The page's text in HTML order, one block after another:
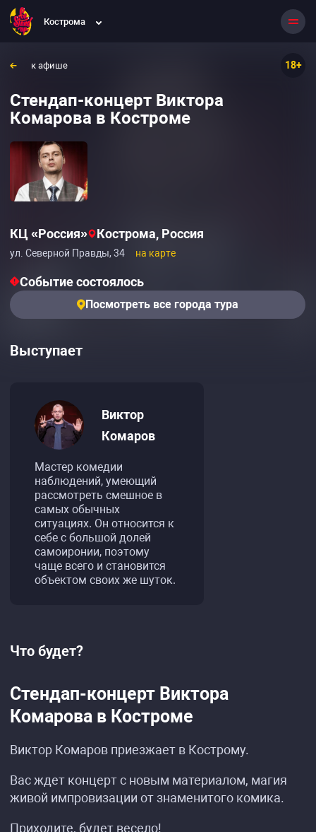
Кострома
к афише 18+
Стендап-концерт Виктора
Комарова в Костроме
КЦ «Россия» Кострома, Россия
ул. Северной Правды, 34 на карте
Событие состоялось
Посмотреть все города тура
Выступает
Виктор
Комаров
Мастер комедии
наблюдений, умеющий
рассмотреть смешное в
самых обычных
ситуациях. Он относится к
себе с большой долей
самоиронии, поэтому
чаще всего и становится
объектом своих же шуток.
Что будет?
Стендап-концерт Виктора
Комарова в Костроме
Виктор Комаров приезжает в Кострому.
Вас ждет концерт с новым материалом, магия
живой импровизации от знаменитого комика.
Приходите, будет весело!